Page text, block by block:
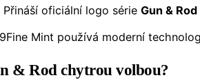
Přináší oficiální logo série Gun & Rod
9Fine Mint používá moderní
& Rod chytrou volbou?